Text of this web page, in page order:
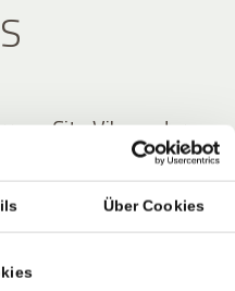
Über Cookies
City Vibes oder
Sie gemütlich durch
oder die
Brixen oder Meran.